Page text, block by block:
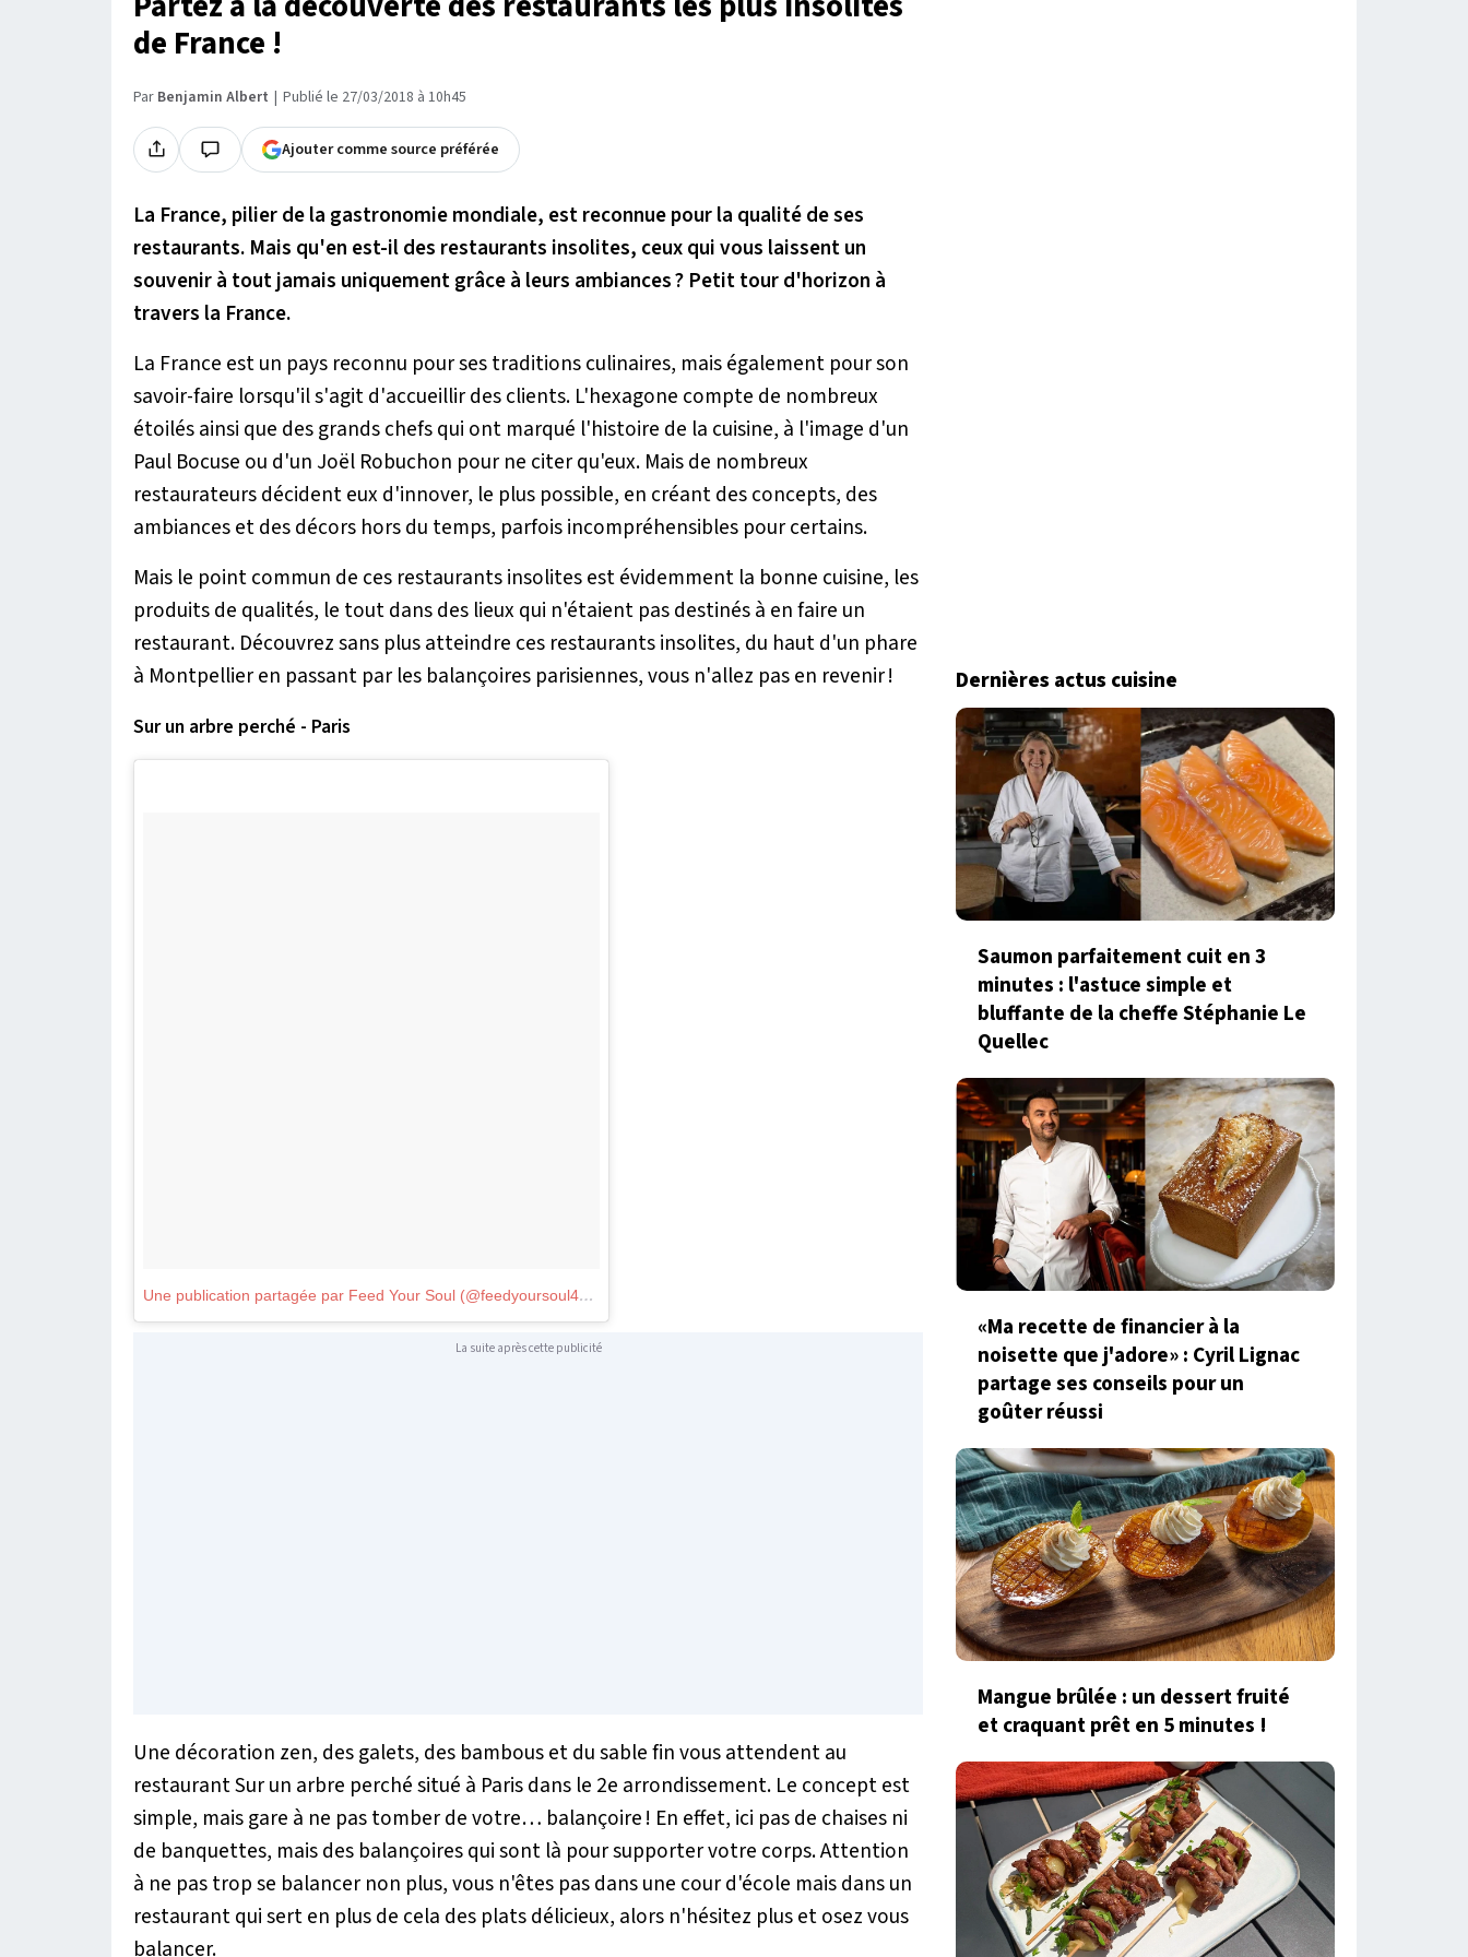
de France !
Par Benjamin Albert Publié le 27/03/2018 à 10h45
Ajouter comme source préférée
La France, pilier de la gastronomie mondiale, est reconnue pour la qualité de ses
restaurants. Mais qu'en est-il des restaurants insolites, ceux qui vous laissent un
souvenir à tout jamais uniquement grâce à leurs ambiances ? Petit tour d'horizon à
travers la France.
La France est un pays reconnu pour ses traditions culinaires, mais également pour son
savoir-faire lorsqu'il s'agit d'accueillir des clients. L'hexagone compte de nombreux
étoilés ainsi que des grands chefs qui ont marqué l'histoire de la cuisine, à l'image d'un
Paul Bocuse ou d'un Joël Robuchon pour ne citer qu'eux. Mais de nombreux
restaurateurs décident eux d'innover, le plus possible, en créant des concepts, des
ambiances et des décors hors du temps, parfois incompréhensibles pour certains.
Mais le point commun de ces restaurants insolites est évidemment la bonne cuisine, les
produits de qualités, le tout dans des lieux qui n'étaient pas destinés à en faire un
restaurant. Découvrez sans plus atteindre ces restaurants insolites, du haut d'un phare
à Montpellier en passant par les balançoires parisiennes, vous n'allez pas en revenir !
Sur un arbre perché - Paris
Une publication partagée par Feed Your Soul (@feedyoursoul4951)
La suite après cette publicité
Une décoration zen, des galets, des bambous et du sable fin vous attendent au
restaurant Sur un arbre perché situé à Paris dans le 2e arrondissement. Le concept est
simple, mais gare à ne pas tomber de votre… balançoire ! En effet, ici pas de chaises ni
de banquettes, mais des balançoires qui sont là pour supporter votre corps. Attention
à ne pas trop se balancer non plus, vous n'êtes pas dans une cour d'école mais dans un
restaurant qui sert en plus de cela des plats délicieux, alors n'hésitez plus et osez vous
balancer.
Dernières actus cuisine
Saumon parfaitement cuit en 3
minutes : l'astuce simple et
bluffante de la cheffe Stéphanie Le
Quellec
«Ma recette de financier à la
noisette que j'adore» : Cyril Lignac
partage ses conseils pour un
goûter réussi
Mangue brûlée : un dessert fruité
et craquant prêt en 5 minutes !